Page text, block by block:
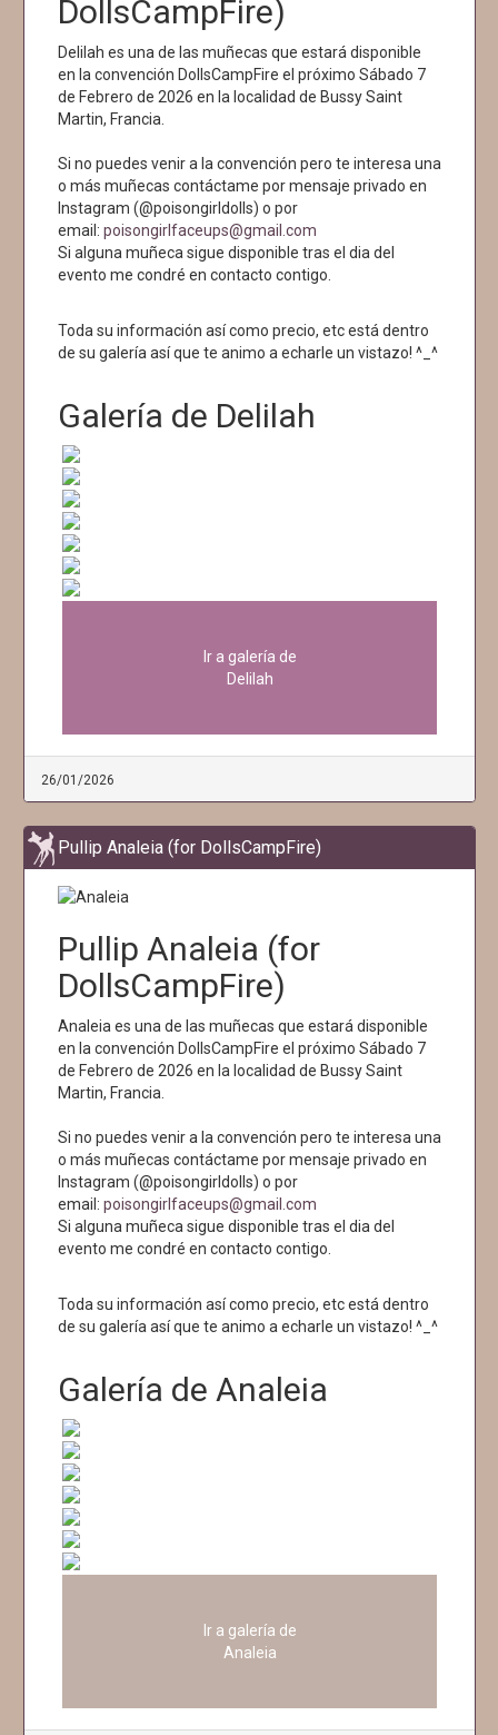
DollsCampFire)
Delilah es una de las muñecas que estará disponible
en la convención DollsCampFire el próximo Sábado 7
de Febrero de 2026 en la localidad de Bussy Saint
Martin, Francia.
Si no puedes venir a la convención pero te interesa una
o más muñecas contáctame por mensaje privado en
Instagram (@poisongirldolls) o por
email: poisongirlfaceups@gmail.com
Si alguna muñeca sigue disponible tras el dia del
evento me condré en contacto contigo.
Toda su información así como precio, etc está dentro
de su galería así que te animo a echarle un vistazo! ^_^
Galería de Delilah
Ir a galería de
Delilah
26/01/2026
Pullip Analeia (for DollsCampFire)
Pullip Analeia (for
DollsCampFire)
Analeia es una de las muñecas que estará disponible
en la convención DollsCampFire el próximo Sábado 7
de Febrero de 2026 en la localidad de Bussy Saint
Martin, Francia.
Si no puedes venir a la convención pero te interesa una
o más muñecas contáctame por mensaje privado en
Instagram (@poisongirldolls) o por
email: poisongirlfaceups@gmail.com
Si alguna muñeca sigue disponible tras el dia del
evento me condré en contacto contigo.
Toda su información así como precio, etc está dentro
de su galería así que te animo a echarle un vistazo! ^_^
Galería de Analeia
Ir a galería de
Analeia